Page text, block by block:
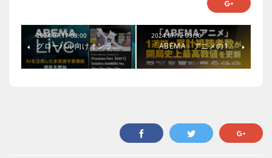
2024.07.17 03:00
グローバル向けオンラ…
2024.07.12 03:30
「ABEMA」アニメの1…